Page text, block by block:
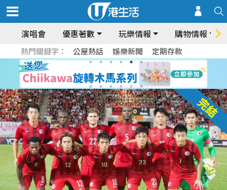
演唱會 優惠著數 玩樂情報 購物情報
熱門關鍵字： 公屋熱話 娛樂新聞 定期存款